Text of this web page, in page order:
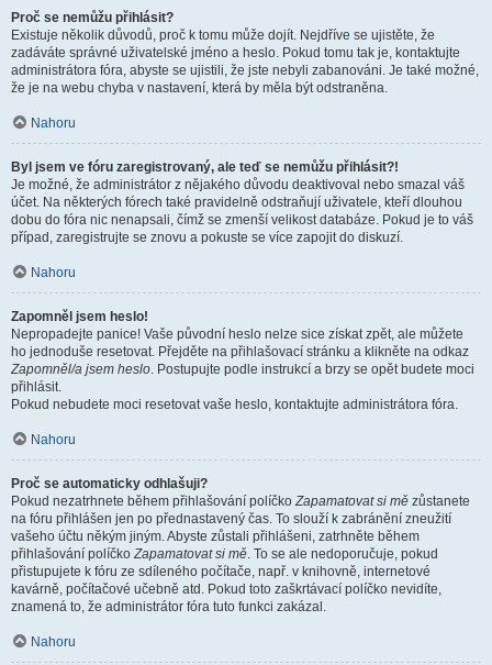
Proč se nemůžu přihlásit?
Existuje několik důvodů, proč k tomu může dojít. Nejdříve se ujistěte, že
zadáváte správné uživatelské jméno a heslo. Pokud tomu tak je, kontaktujte
administrátora fóra, abyste se ujistili, že jste nebyli zabanováni. Je také možné,
že je na webu chyba v nastavení, která by měla být odstraněna.
Nahoru
Byl jsem ve fóru zaregistrovaný, ale teď se nemůžu přihlásit?!
Je možné, že administrátor z nějakého důvodu deaktivoval nebo smazal váš
účet. Na některých fórech také pravidelně odstraňují uživatele, kteří dlouhou
dobu do fóra nic nenapsali, čímž se zmenší velikost databáze. Pokud je to váš
případ, zaregistrujte se znovu a pokuste se více zapojit do diskuzí.
Nahoru
Zapomněl jsem heslo!
Nepropadejte panice! Vaše původní heslo nelze sice získat zpět, ale můžete
ho jednoduše resetovat. Přejděte na přihlašovací stránku a klikněte na odkaz
Zapomněl/a jsem heslo. Postupujte podle instrukcí a brzy se opět budete moci
přihlásit.
Pokud nebudete moci resetovat vaše heslo, kontaktujte administrátora fóra.
Nahoru
Proč se automaticky odhlašuji?
Pokud nezatrhnete během přihlašování políčkoZapamatovat si mě zůstanete
na fóru přihlášen jen po přednastavený čas. To slouží k zabránění zneužití
vašeho účtu někým jiným. Abyste zůstali přihlášeni, zatrhněte během
přihlašování políčkoZapamatovat si mě. To se ale nedoporučuje, pokud
přistupujete k fóru ze sdíleného počítače, např. v knihovně, internetové
kavárně, počítačové učebně atd. Pokud toto zaškrtávací políčko nevidíte,
znamená to, že administrátor fóra tuto funkci zakázal.
Nahoru